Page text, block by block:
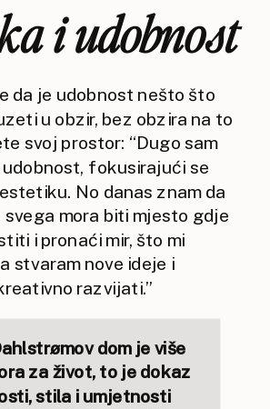
i udobnost
da je udobnost nešto što
u obzir, bez obzira na to
svoj prostor: “Dugo sam
fokusirajući se
No danas znam da
svega mora biti mjesto gdje
i pronaći mir, što mi
stvaram nove ideje i
razvijati.”
dom je više
za život, to je dokaz
stila i umjetnosti